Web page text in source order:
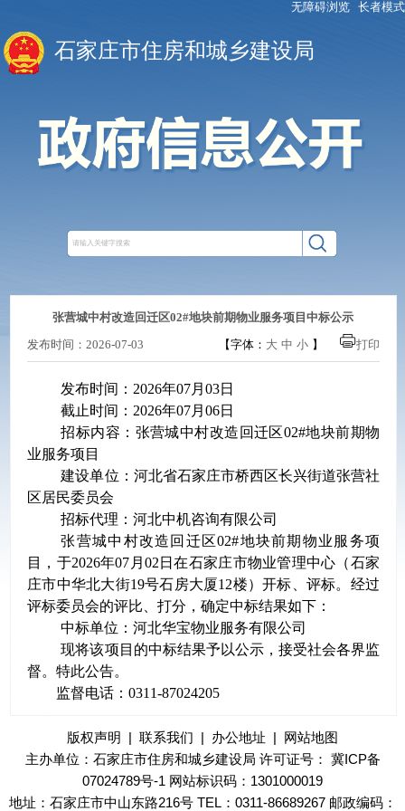
无障碍浏览 长者模式
石家庄市住房和城乡建设局
张营城中村改造回迁区02#地块前期物业服务项目中标公示
发布时间：2026-07-03
【字体： 大 中 小】 打印
发布时间： 2026年07月03日
截止时间： 2026年07月06日
招标内容：张营城中村改造回迁区02#地块前期物
业服务项目
建设单位： 河北省石家庄市桥西区长兴街道张营社
区居民委员会
招标代理：河北中机咨询有限公司
张营城中村改造回迁区02#地块前期物业服务项
目，于2026年07 月 02 日在石家庄市物业管理中心（石家
庄市中华北大街19号石房大厦12楼）开标、评标。经过
评标委员会的评比、打分，确定中标结果如下：
中标单位：河北华宝物业服务有限公司
现将该项目的中标结果予以公示，接受社会各界监
督。特此公告。
监督电话：0311-87024205
版权声明 | 联系我们 | 办公地址 | 网站地图
主办单位：石家庄市住房和城乡建设局 许可证号： 冀ICP备
07024789号-1 网站标识码：1301000019
地址：石家庄市中山东路216号 TEL：0311-86689267 邮政编码：